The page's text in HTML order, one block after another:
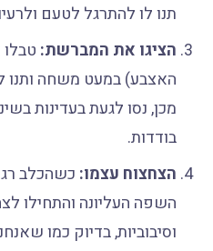
תנו לו להתרגל לטעם
הציגו את המברשת:טבלו
האצבע) במעט משחה ותנו
מכן, נסו לגעת בעדינות
בודדות.
הצחצוח עצמו:כשהכלב
השפה העליונה והתחילו
וסיבוביות, בדיוק כמו